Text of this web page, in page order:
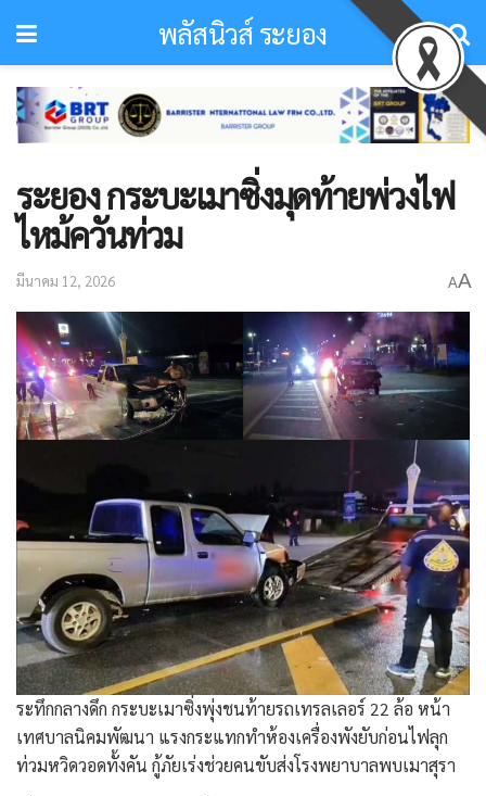
พลัสนิวส์ ระยอง
ระยอง กระบะเมาซิ่งมุดท้ายพ่วงไฟ
ไหม้ควันท่วม​
มีนาคม 12, 2026 AA
ระทึกกลางดึก กระบะเมาซิ่งพุ่งชนท้ายรถเทรลเลอร์ 22 ล้อ หน้า
เทศบาลนิคมพัฒนา แรงกระแทกทำห้องเครื่องพังยับก่อนไฟลุก
ท่วมหวิดวอดทั้งคัน กู้ภัยเร่งช่วยคนขับส่งโรงพยาบาลพบเมาสุรา